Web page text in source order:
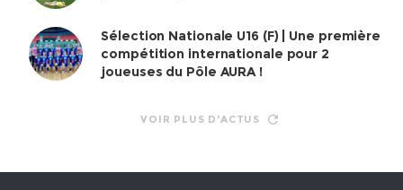
Sélection Nationale U16 (F) | Une première
compétition internationale pour 2
joueuses du Pôle AURA !
VOIR PLUS D'ACTUS